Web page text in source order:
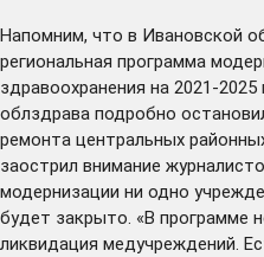
Напомним, что в Ивановской
региональная программа
здравоохранения на 2021-
облздрава подробно
ремонта центральных
заострил внимание
модернизации ни одно
будет закрыто. «В программе
ликвидация медучреждений.